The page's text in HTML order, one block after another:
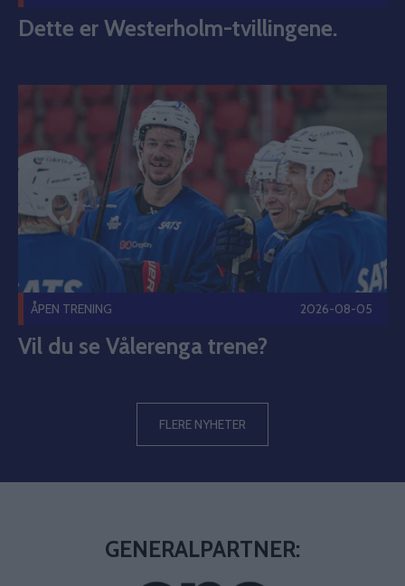
Dette er Westerholm-tvillingene.
ÅPEN TRENING 2026-08-05
Vil du se Vålerenga trene?
FLERE NYHETER
GENERALPARTNER: